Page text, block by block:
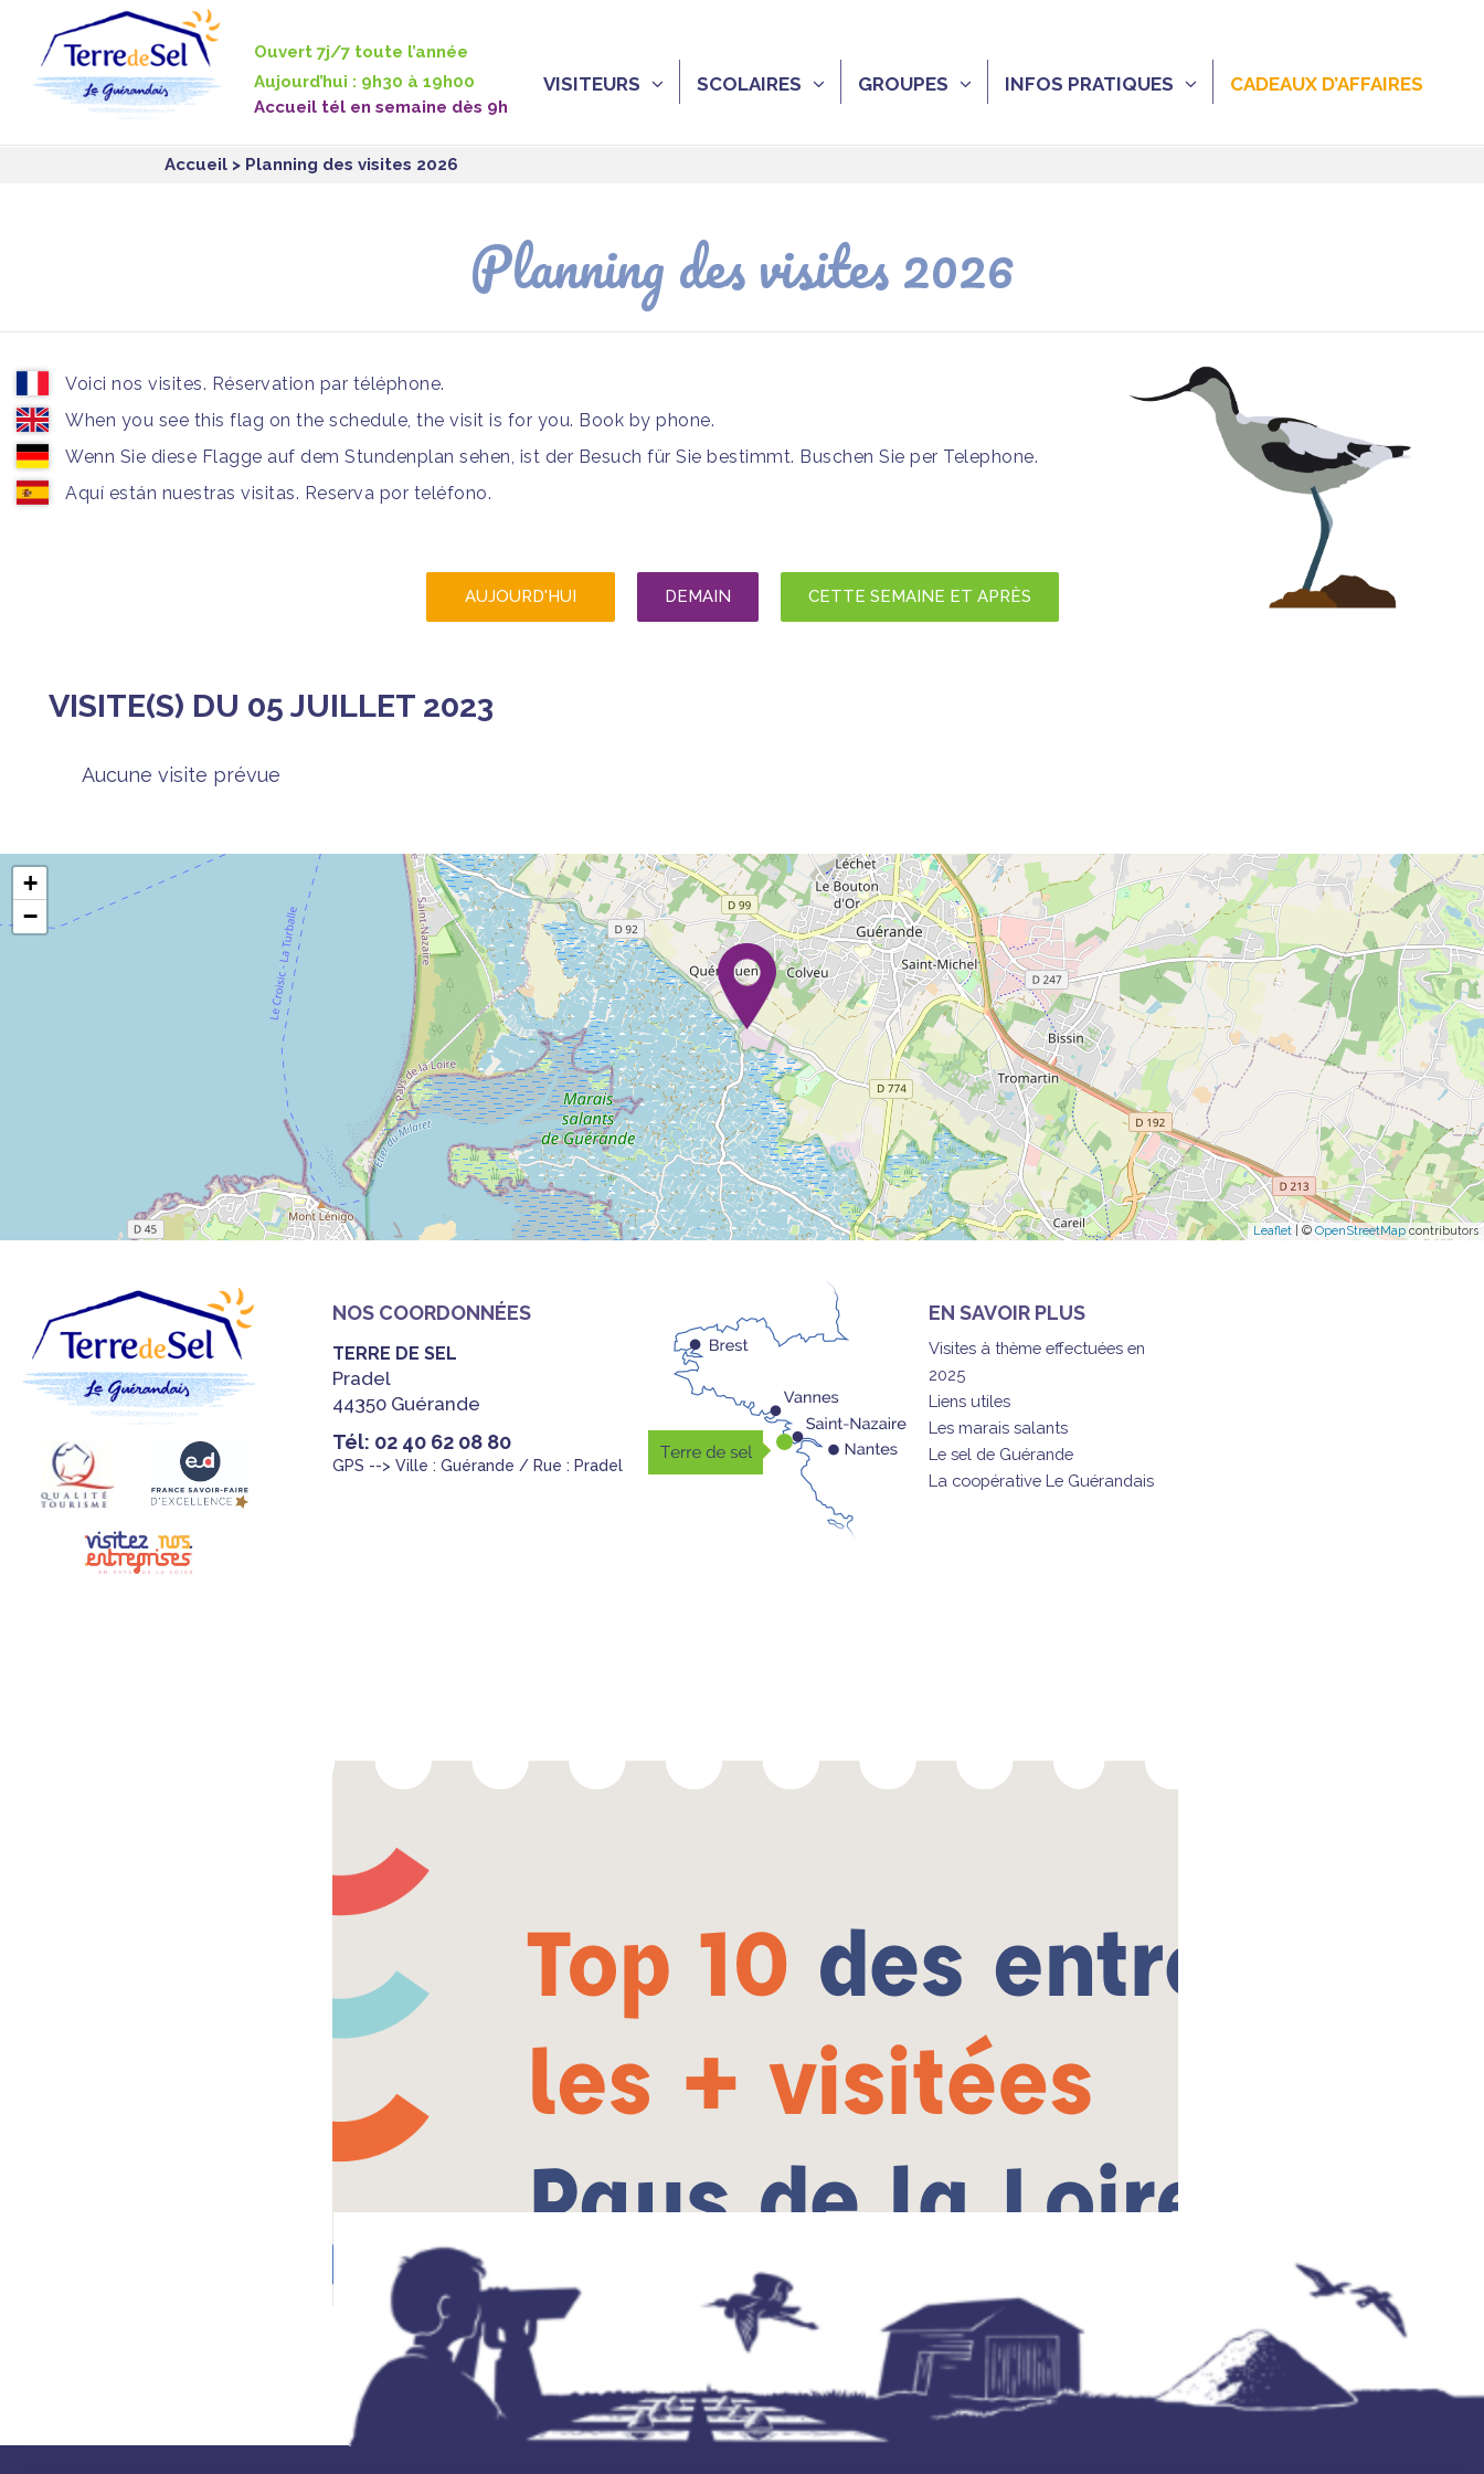
Ouvert 7j/7 toute l’année
Aujourd’hui : 9h30 à 19h00
Accueil tél en semaine dès 9h
VISITEURS SCOLAIRES GROUPES INFOS PRATIQUES CADEAUX D’AFFAIRES
Accueil > Planning des visites 2026
Planning des visites 2026
Voici nos visites. Réservation par téléphone.
When you see this flag on the schedule, the visit is for you. Book by phone.
Wenn Sie diese Flagge auf dem Stundenplan sehen, ist der Besuch für Sie bestimmt. Buschen Sie per Telephone.
Aquí están nuestras visitas. Reserva por teléfono.
AUJOURD'HUI DEMAIN CETTE SEMAINE ET APRÈS
VISITE(S) DU 05 JUILLET 2023
Aucune visite prévue
+
−
Leaflet | © OpenStreetMap contributors
NOS COORDONNÉES
TERRE DE SEL
Pradel
44350 Guérande
Tél: 02 40 62 08 80
GPS --> Ville : Guérande / Rue : Pradel
EN SAVOIR PLUS
Visites à thème effectuées en
2025
Liens utiles
Les marais salants
Le sel de Guérande
La coopérative Le Guérandais
Panneau de gestion des cookies